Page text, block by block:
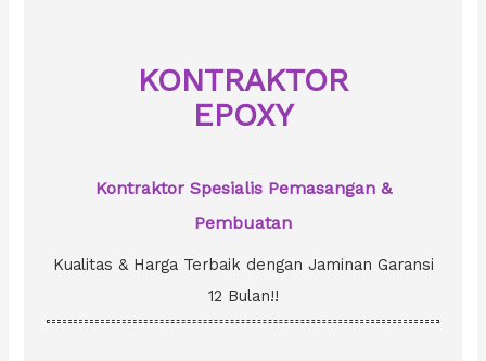
KONTRAKTOR
EPOXY
Kontraktor Spesialis Pemasangan &
Pembuatan
Kualitas & Harga Terbaik dengan Jaminan Garansi
12 Bulan!!